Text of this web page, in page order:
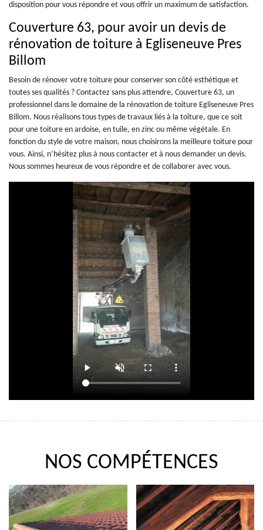
disposition pour vous répondre et vous offrir un maximum de satisfaction.
Couverture 63, pour avoir un devis de
rénovation de toiture à Egliseneuve Pres
Billom
Besoin de rénover votre toiture pour conserver son côté esthétique et
toutes ses qualités ? Contactez sans plus attendre, Couverture 63, un
professionnel dans le domaine de la rénovation de toiture Egliseneuve Pres
Billom. Nous réalisons tous types de travaux liés à la toiture, que ce soit
pour une toiture en ardoise, en tuile, en zinc ou même végétale. En
fonction du style de votre maison, nous choisirons la meilleure toiture pour
vous. Ainsi, n’hésitez plus à nous contacter et à nous demander un devis.
Nous sommes heureux de vous répondre et de collaborer avec vous.
NOS COMPÉTENCES